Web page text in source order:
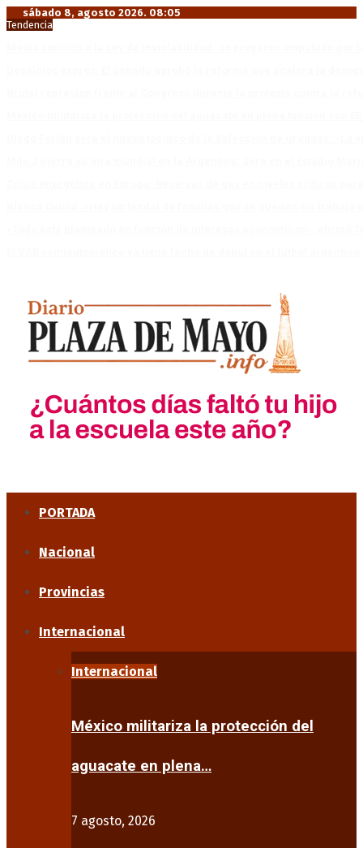
sábado 8, agosto 2026. 08:05
Tendencia
PORTADA
Nacional
Provincias
Internacional
Internacional
México militariza la protección del
aguacate en plena…
7 agosto, 2026